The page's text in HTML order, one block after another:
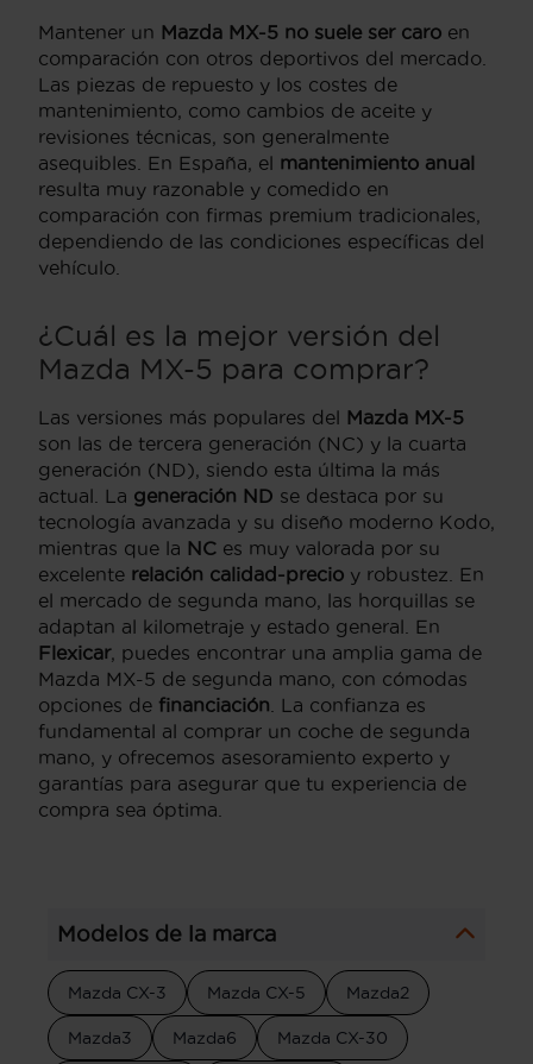
Mantener un Mazda MX-5 no suele ser caro en
comparación con otros deportivos del mercado.
Las piezas de repuesto y los costes de
mantenimiento, como cambios de aceite y
revisiones técnicas, son generalmente
asequibles. En España, el mantenimiento anual
resulta muy razonable y comedido en
comparación con firmas premium tradicionales,
dependiendo de las condiciones específicas del
vehículo.
¿Cuál es la mejor versión del
Mazda MX-5 para comprar?
Las versiones más populares del Mazda MX-5
son las de tercera generación (NC) y la cuarta
generación (ND), siendo esta última la más
actual. La generación ND se destaca por su
tecnología avanzada y su diseño moderno Kodo,
mientras que la NC es muy valorada por su
excelente relación calidad-precio y robustez. En
el mercado de segunda mano, las horquillas se
adaptan al kilometraje y estado general. En
Flexicar, puedes encontrar una amplia gama de
Mazda MX-5 de segunda mano, con cómodas
opciones de financiación . La confianza es
fundamental al comprar un coche de segunda
mano, y ofrecemos asesoramiento experto y
garantías para asegurar que tu experiencia de
compra sea óptima.
Modelos de la marca
Mazda CX-3 Mazda CX-5 Mazda2
Mazda3 Mazda6 Mazda CX-30